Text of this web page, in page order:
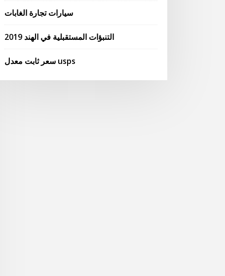
سيارات تجارة الغابات
التنبؤات المستقبلية في الهند 2019
سعر ثابت معدل usps